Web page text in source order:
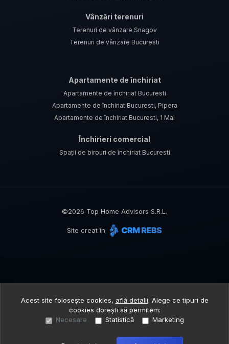
Vânzări terenuri
Terenuri de vânzare Snagov
Terenuri de vânzare Bucuresti
Apartamente de închiriat
Apartamente de închiriat Bucuresti
Apartamente de închiriat Bucuresti, Pipera
Apartamente de închiriat Bucuresti, 1 Mai
Închirieri comercial
Spații de birouri de închiriat Bucuresti
©2026 Top Home Advisors S.R.L.
Site creat în
Acest site folosește cookies, află detalii. Alege ce tipuri de
cookies dorești să permitem:
Necesare
Statistică Marketing